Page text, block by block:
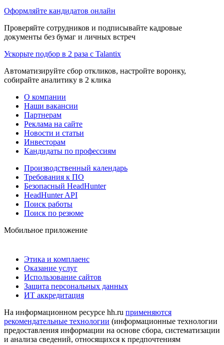
Оформляйте кандидатов онлайн
Проверяйте сотрудников и подписывайте кадровые
документы без бумаг и личных встреч
Ускорьте подбор в 2 раза с Talantix
Автоматизируйте сбор откликов, настройте воронку,
собирайте аналитику в 2 клика
О компании
Наши вакансии
Партнерам
Реклама на сайте
Новости и статьи
Инвесторам
Кандидаты по профессиям
Производственный календарь
Требования к ПО
Безопасный HeadHunter
HeadHunter API
Поиск работы
Поиск по резюме
Мобильное приложение
Этика и комплаенс
Оказание услуг
Использование сайтов
Защита персональных данных
ИТ аккредитация
На информационном ресурсе hh.ru применяются
рекомендательные технологии (информационные технологии
предоставления информации на основе сбора, систематизации
и анализа сведений, относящихся к предпочтениям